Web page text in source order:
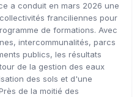
a conduit en mars 2026 une
franciliennes pour
de formations. Avec
intercommunalités, parcs
publics, les résultats
de la gestion des eaux
des sols et d'une
de la moitié des